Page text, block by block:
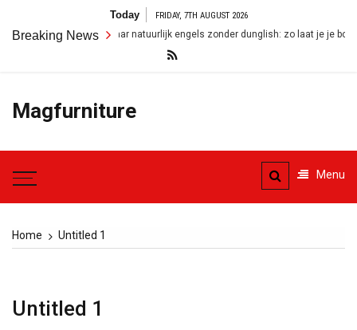
content
Today FRIDAY, 7TH AUGUST 2026
Breaking News
Van nederlands naar natuurlijk engels zonder dunglish: zo laat je je
Magfurniture
Menu
Home Untitled 1
Untitled 1